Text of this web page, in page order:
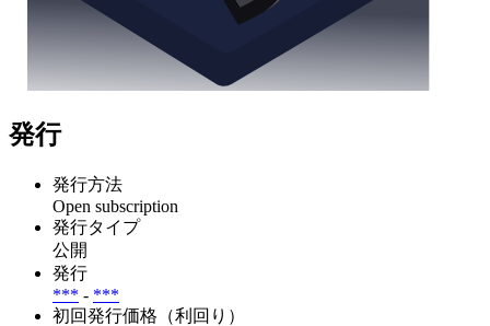
発行
発行方法
Open subscription
発行タイプ
公開
発行
*** - ***
初回発行価格（利回り）